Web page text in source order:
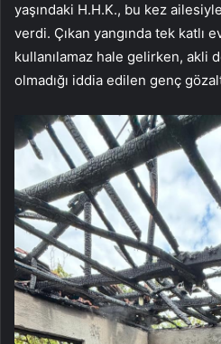
yaşındaki H.H.K., bu kez
verdi. Çıkan yangında tek katlı
kullanılamaz hale gelirken, akli
olmadığı iddia edilen genç